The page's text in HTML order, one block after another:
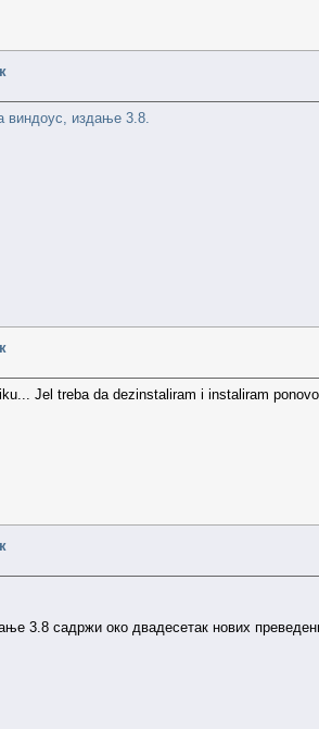
виндоус, издање 3.8.
Jel treba da dezinstaliram i instaliram
3.8 садржи око двадесетак нових